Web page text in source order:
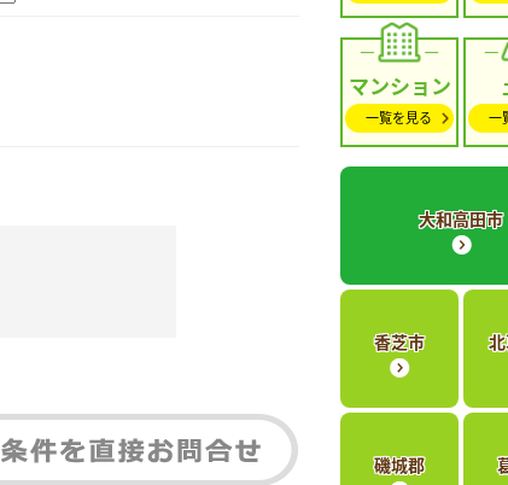
マンション
一覧を見る 一
大和高田市
香芝市
磯城郡